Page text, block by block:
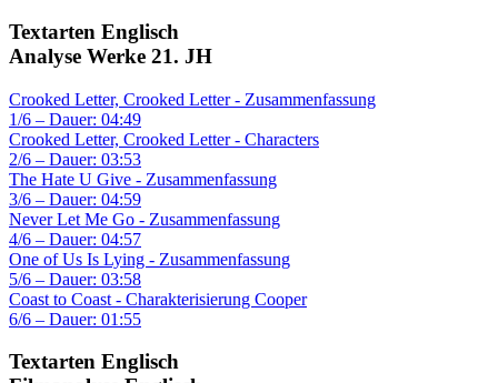
Textarten Englisch
Analyse Werke 21. JH
Crooked Letter, Crooked Letter - Zusammenfassung
1/6 – Dauer: 04:49
Crooked Letter, Crooked Letter - Characters
2/6 – Dauer: 03:53
The Hate U Give - Zusammenfassung
3/6 – Dauer: 04:59
Never Let Me Go - Zusammenfassung
4/6 – Dauer: 04:57
One of Us Is Lying - Zusammenfassung
5/6 – Dauer: 03:58
Coast to Coast - Charakterisierung Cooper
6/6 – Dauer: 01:55
Textarten Englisch